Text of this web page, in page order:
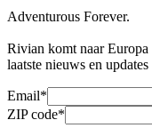
Adventurous Forever.
Rivian komt naar Europa
laatste nieuws en
Email*
ZIP code*